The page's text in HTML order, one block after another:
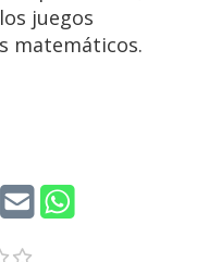
juegos
matemáticos.